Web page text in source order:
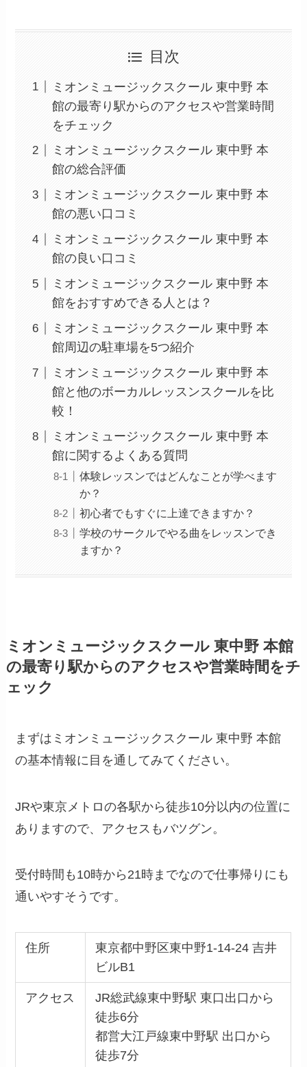
目次
ミオンミュージックスクール 東中野 本
館の最寄り駅からのアクセスや営業時間
をチェック
ミオンミュージックスクール 東中野 本
館の総合評価
ミオンミュージックスクール 東中野 本
館の悪い口コミ
ミオンミュージックスクール 東中野 本
館の良い口コミ
ミオンミュージックスクール 東中野 本
館をおすすめできる人とは？
ミオンミュージックスクール 東中野 本
館周辺の駐車場を5つ紹介
ミオンミュージックスクール 東中野 本
館と他のボーカルレッスンスクールを比
較！
ミオンミュージックスクール 東中野 本
館に関するよくある質問
体験レッスンではどんなことが学べます
か？
初心者でもすぐに上達できますか？
学校のサークルでやる曲をレッスンでき
ますか？
ミオンミュージックスクール 東中野 本館
の最寄り駅からのアクセスや営業時間をチ
ェック
まずはミオンミュージックスクール 東中野 本館
の基本情報に目を通してみてください。
JRや東京メトロの各駅から徒歩10分以内の位置に
ありますので、アクセスもバツグン。
受付時間も10時から21時までなので仕事帰りにも
通いやすそうです。
住所
東京都中野区東中野1-14-24 吉井
ビルB1
アクセス
JR総武線東中野駅 東口出口から
徒歩6分
都営大江戸線東中野駅 出口から
徒歩7分